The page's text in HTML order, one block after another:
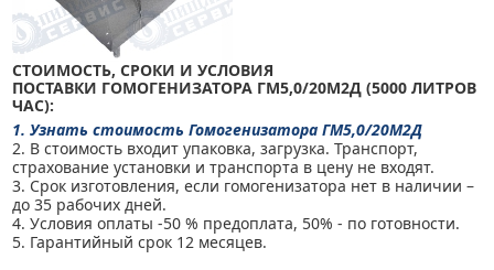
СТОИМОСТЬ, СРОКИ И УСЛОВИЯ
ПОСТАВКИ ГОМОГЕНИЗАТОРА ГМ5,0/20М2Д (5000 ЛИТРОВ
ЧАС):
1. Узнать стоимость Гомогенизатора ГМ5,0/20М2Д
2. В стоимость входит упаковка, загрузка. Транспорт,
страхование установки и транспорта в цену не входят.
3. Срок изготовления, если гомогенизатора нет в наличии –
до 35 рабочих дней.
4. Условия оплаты -50 % предоплата, 50% - по готовности.
5. Гарантийный срок 12 месяцев.